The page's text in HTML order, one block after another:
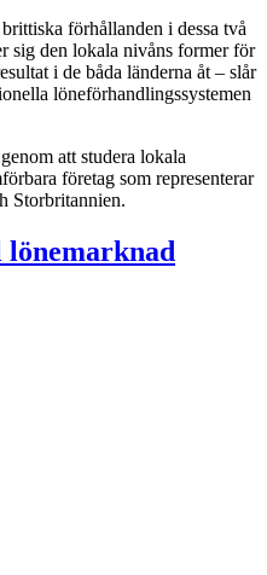
förhållanden i dessa två
sig den lokala nivåns former för
i de båda länderna åt – slår
löneförhandlingssystemen
att studera lokala
företag som representerar
Storbritannien.
lönemarknad